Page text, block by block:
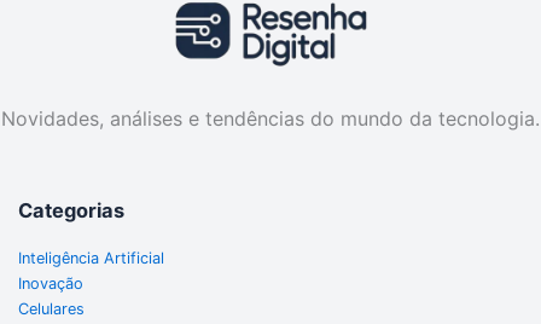
Novidades, análises e tendências do mundo da tecnologia.
Categorias
Inteligência Artificial
Inovação
Celulares